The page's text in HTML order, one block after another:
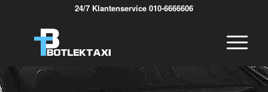
24/7 Klantenservice 010-6666606